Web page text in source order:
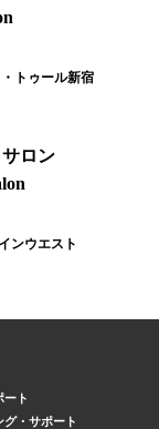
トゥール新宿
ロン
ンウエスト
ート
グ・サポート